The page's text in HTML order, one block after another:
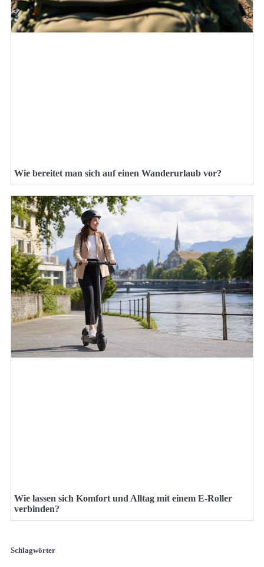
Wie bereitet man sich auf einen Wanderurlaub vor?
Wie lassen sich Komfort und Alltag mit einem E-Roller
verbinden?
Schlagwörter